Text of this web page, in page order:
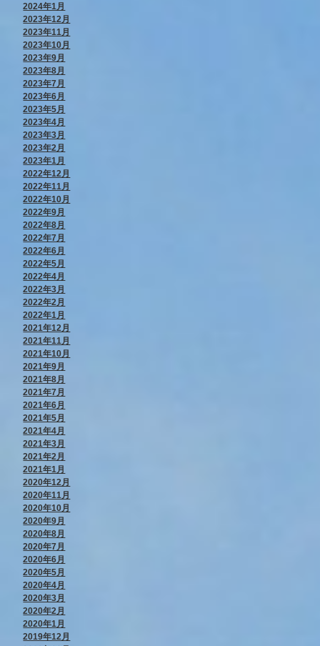
2024年1月
2023年12月
2023年11月
2023年10月
2023年9月
2023年8月
2023年7月
2023年6月
2023年5月
2023年4月
2023年3月
2023年2月
2023年1月
2022年12月
2022年11月
2022年10月
2022年9月
2022年8月
2022年7月
2022年6月
2022年5月
2022年4月
2022年3月
2022年2月
2022年1月
2021年12月
2021年11月
2021年10月
2021年9月
2021年8月
2021年7月
2021年6月
2021年5月
2021年4月
2021年3月
2021年2月
2021年1月
2020年12月
2020年11月
2020年10月
2020年9月
2020年8月
2020年7月
2020年6月
2020年5月
2020年4月
2020年3月
2020年2月
2020年1月
2019年12月